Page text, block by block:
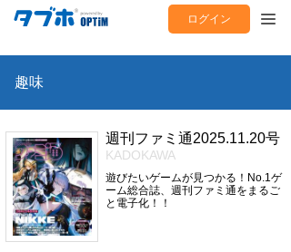
ログイン
趣味
週刊ファミ通2025.11.20号
KADOKAWA
遊びたいゲームが見つかる！No.1ゲ
ーム総合誌、週刊ファミ通をまるご
と電子化！！